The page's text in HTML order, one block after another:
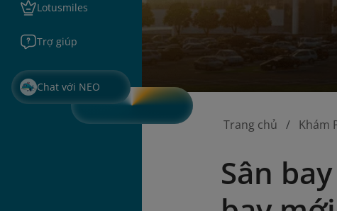
Lotusmiles
Trợ giúp
Chat với NEO
Trang chủ Khám
Sân